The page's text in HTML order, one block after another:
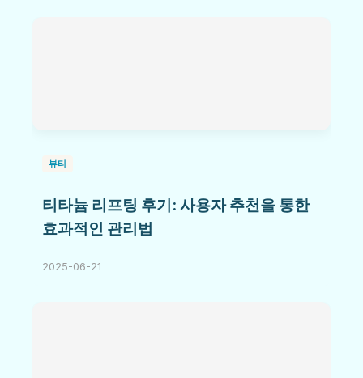
뷰티
티타늄 리프팅 후기: 사용자 추천을 통한
효과적인 관리법
2025-06-21